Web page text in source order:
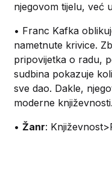
njegovom tijelu, već
• Franc Kafka
nametnute krivice.
pripovijetka o radu,
sudbina pokazuje
sve dao. Dakle,
moderne književnosti.
• Žanr: